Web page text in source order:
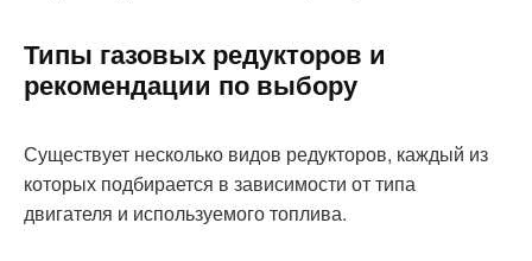
Типы газовых редукторов и
рекомендации по выбору
Существует несколько видов редукторов, каждый из
которых подбирается в зависимости от типа
двигателя и используемого топлива.